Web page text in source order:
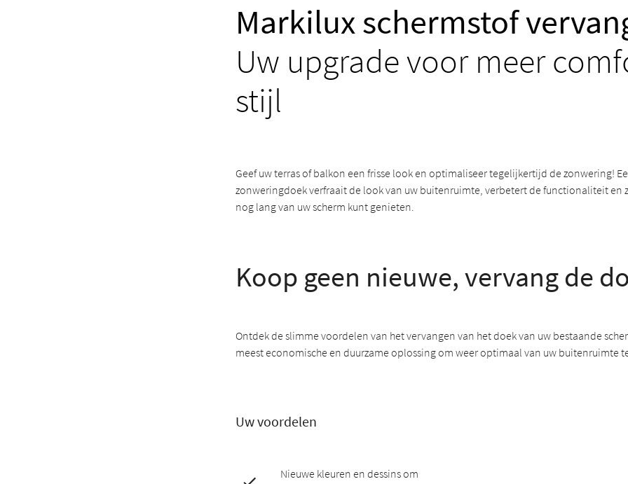
Markilux schermstof
Uw upgrade voor meer
stijl
Geef uw terras of balkon een frisse look en optimaliseer tegelijkertijd de zonwering!
zonweringdoek verfraait de look van uw buitenruimte, verbetert de functionaliteit en
nog lang van uw scherm kunt genieten.
Koop geen nieuwe, vervang de
Ontdek de slimme voordelen van het vervangen van het doek van uw bestaande
meest economische en duurzame oplossing om weer optimaal van uw buitenruimte
Uw voordelen
Nieuwe kleuren en dessins om